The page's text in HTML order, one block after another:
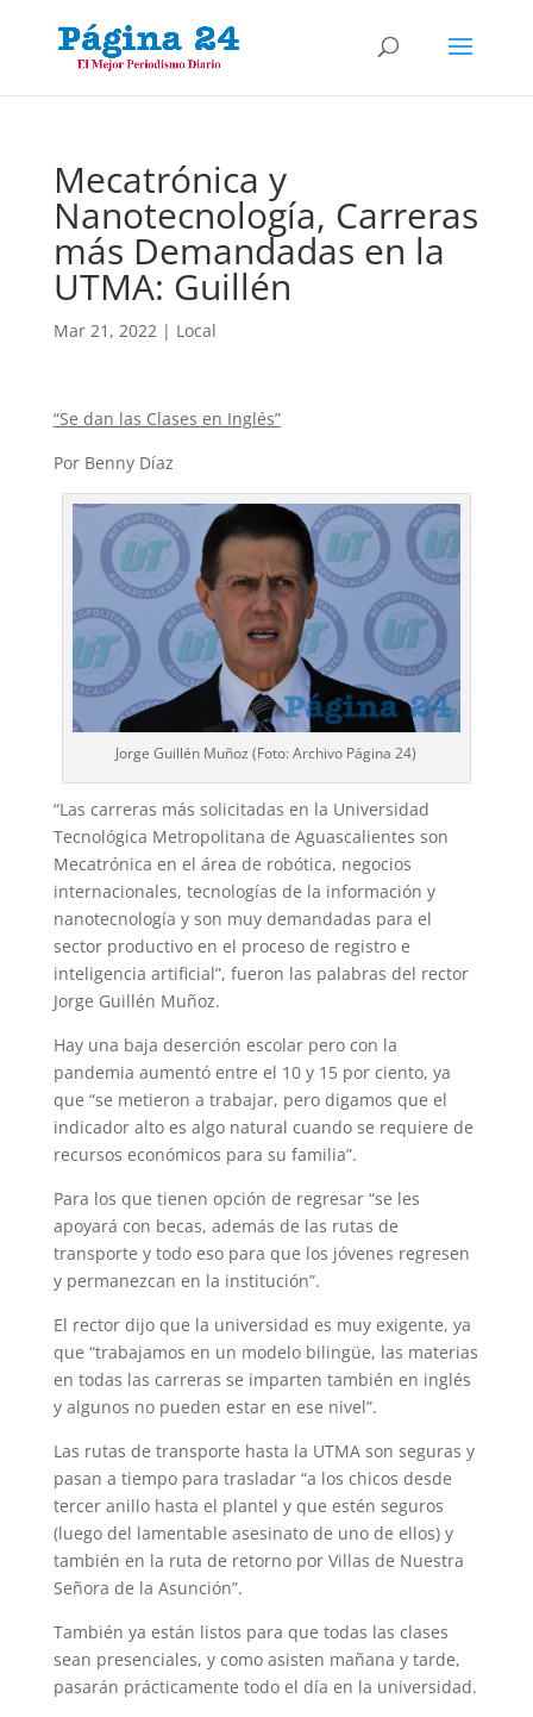
Mecatrónica y
Nanotecnología, Carreras
más Demandadas en la
UTMA: Guillén
Mar 21, 2022| Local
“Se dan las Clases en Inglés”
Por Benny Díaz
Jorge Guillén Muñoz (Foto: Archivo Página 24)
“Las carreras más solicitadas en la Universidad
Tecnológica Metropolitana de Aguascalientes son
Mecatrónica en el área de robótica, negocios
internacionales, tecnologías de la información y
nanotecnología y son muy demandadas para el
sector productivo en el proceso de registro e
inteligencia artificial”, fueron las palabras del rector
Jorge Guillén Muñoz.
Hay una baja deserción escolar pero con la
pandemia aumentó entre el 10 y 15 por ciento, ya
que “se metieron a trabajar, pero digamos que el
indicador alto es algo natural cuando se requiere de
recursos económicos para su familia”.
Para los que tienen opción de regresar “se les
apoyará con becas, además de las rutas de
transporte y todo eso para que los jóvenes regresen
y permanezcan en la institución”.
El rector dijo que la universidad es muy exigente, ya
que “trabajamos en un modelo bilingüe, las materias
en todas las carreras se imparten también en inglés
y algunos no pueden estar en ese nivel”.
Las rutas de transporte hasta la UTMA son seguras y
pasan a tiempo para trasladar “a los chicos desde
tercer anillo hasta el plantel y que estén seguros
(luego del lamentable asesinato de uno de ellos) y
también en la ruta de retorno por Villas de Nuestra
Señora de la Asunción”.
También ya están listos para que todas las clases
sean presenciales, y como asisten mañana y tarde,
pasarán prácticamente todo el día en la universidad.